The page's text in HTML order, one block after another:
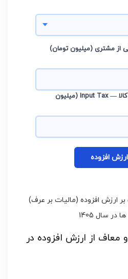
از مشتری (میلیون تومان)
مالیات پرداختی در خرید کالا — Input Tax (میلیون
افزوده
معاف از ارزش افزوده در